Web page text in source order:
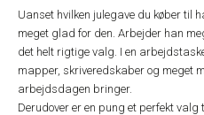
Uanset hvilken julegave du køber til
meget glad for den. Arbejder han
det helt rigtige valg. I en
mapper, skriveredskaber og meget
arbejdsdagen bringer.
Derudover er en pung et perfekt